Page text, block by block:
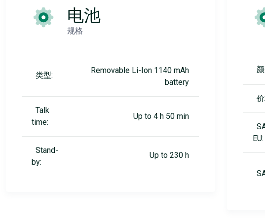
电池
规格
类型:
Removable Li-Ion 1140 mAh
battery
Talk
time:
Up to 4 h 50 min
Stand-
by:
Up to 230 h
EU: